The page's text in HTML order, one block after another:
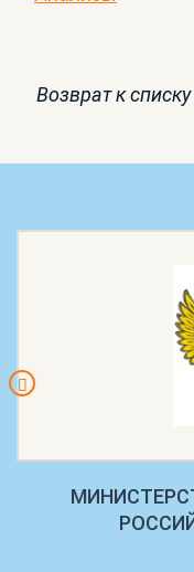
Возврат к списку